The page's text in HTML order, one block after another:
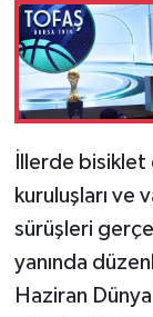
İllerde
kuruluşları ve
sürüşleri
yanında
Haziran